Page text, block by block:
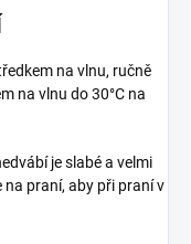
na vlnu, ručně
na vlnu do 30°C na
je slabé a velmi
praní, aby při praní v